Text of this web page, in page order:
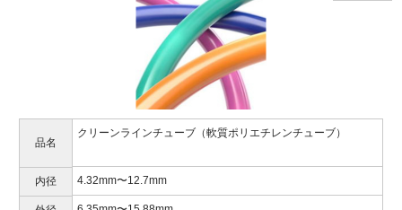
品名
クリーンラインチューブ（軟質ポリエチレンチューブ）
内径 4.32mm〜12.7mm